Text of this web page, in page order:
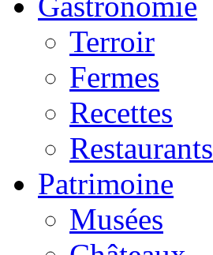
Terroir
Fermes
Recettes
Restaurants
Patrimoine
Musées